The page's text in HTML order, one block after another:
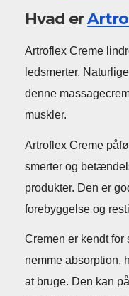
Hvad er
Artroflex Creme
ledsmerter.
denne
muskler.
Artroflex Creme
smerter og
produkter. Den er
forebyggelse og
Cremen er kendt for
nemme absorption,
at bruge. Den kan